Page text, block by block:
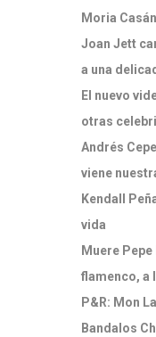
Moria
Joan Jett
a una
El nuevo
otras
Andrés
viene
Kendall
vida
Muere
flamenco, a
P&R: Mon
Bandalos